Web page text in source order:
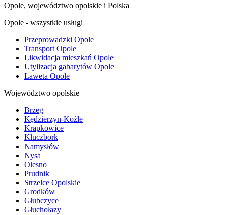
Opole, województwo opolskie i Polska
Opole - wszystkie usługi
Przeprowadzki Opole
Transport Opole
Likwidacja mieszkań Opole
Utylizacja gabarytów Opole
Laweta Opole
Województwo opolskie
Brzeg
Kędzierzyn-Koźle
Krapkowice
Kluczbork
Namysłów
Nysa
Olesno
Prudnik
Strzelce Opolskie
Grodków
Głubczyce
Głuchołazy